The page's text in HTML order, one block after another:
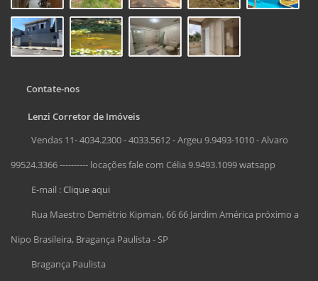
Contate-nos
Lenzi Corretor de Imóveis
Vendas 11- 4034.2300 - 4033.5612 - Argeu 9.9493-1010 - Alvaro
99524.3366 ---------- locações fale com Célia 9.9493.1099 watsapp
E-mail :Clique aqui
Rua Maestro Demétrio Kipman, 66 66 Jardim América próximo a
Nipo Brasileira, Bragança Paulista - SP
Bragança Paulista